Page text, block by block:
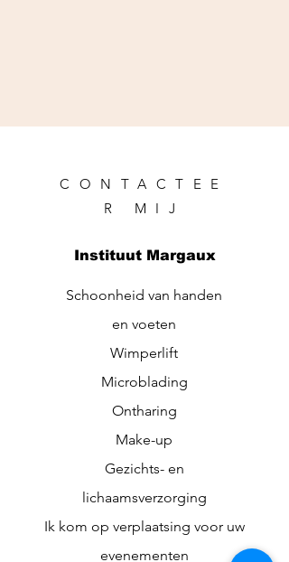
CONTACTEE
R MIJ
Instituut Margaux
Schoonheid van handen
en voeten
Wimperlift
Microblading
Ontharing
Make-up
Gezichts- en
lichaamsverzorging
Ik kom op verplaatsing voor uw
evenementen